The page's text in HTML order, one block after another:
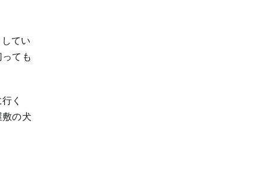
てい
ても
く
の犬